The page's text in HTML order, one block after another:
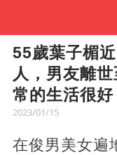
55歲葉子楣
人，男友離
常的生活很好
2023/01/15
在俊男美女遍